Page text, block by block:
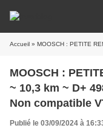
Accueil » MOOSCH : PETITE REMISE EN
MOOSCH :
~ 10,3 km ~ D+
Non compatible
Publié le 03/09/2024 à